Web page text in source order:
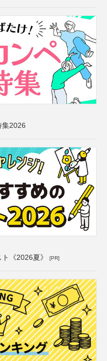
集2026
《2026夏》 [PR]